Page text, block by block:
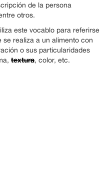
de la persona
otros.
este vocablo para referirse
se realiza a un alimento con
o sus particularidades
textura, color, etc.